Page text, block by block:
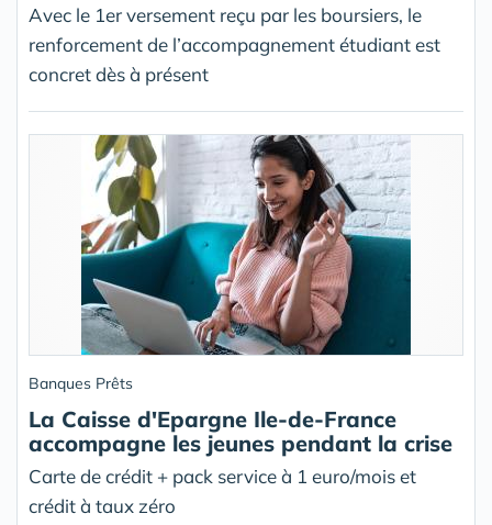
Avec le 1er versement reçu par les boursiers, le
renforcement de l’accompagnement étudiant est
concret dès à présent
Banques Prêts
La Caisse d'Epargne Ile-de-France
accompagne les jeunes pendant la crise
Carte de crédit + pack service à 1 euro/mois et
crédit à taux zéro